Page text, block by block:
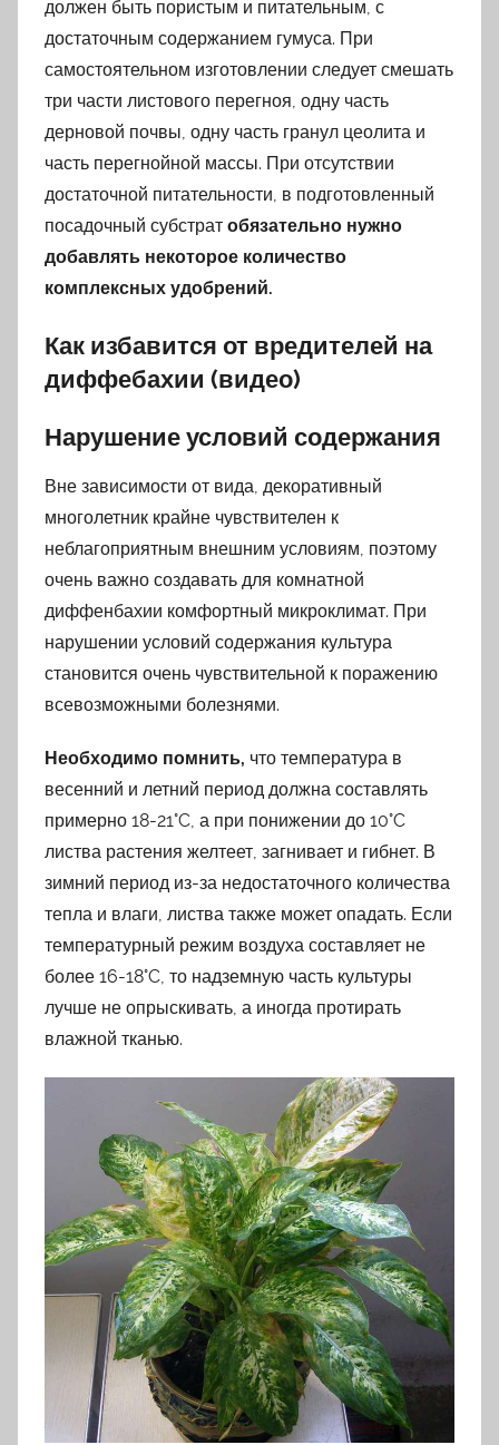
должен быть пористым и питательным, с
достаточным содержанием гумуса. При
самостоятельном изготовлении следует смешать
три части листового перегноя, одну часть
дерновой почвы, одну часть гранул цеолита и
часть перегнойной массы. При отсутствии
достаточной питательности, в подготовленный
посадочный субстрат обязательно нужно
добавлять некоторое количество
комплексных удобрений.
Как избавится от вредителей на
диффебахии (видео)
Нарушение условий содержания
Вне зависимости от вида, декоративный
многолетник крайне чувствителен к
неблагоприятным внешним условиям, поэтому
очень важно создавать для комнатной
диффенбахии комфортный микроклимат. При
нарушении условий содержания культура
становится очень чувствительной к поражению
всевозможными болезнями.
Необходимо помнить, что температура в
весенний и летний период должна составлять
примерно 18-21°C, а при понижении до 10°C
листва растения желтеет, загнивает и гибнет. В
зимний период из-за недостаточного количества
тепла и влаги, листва также может опадать. Если
температурный режим воздуха составляет не
более 16-18°C, то надземную часть культуры
лучше не опрыскивать, а иногда протирать
влажной тканью.